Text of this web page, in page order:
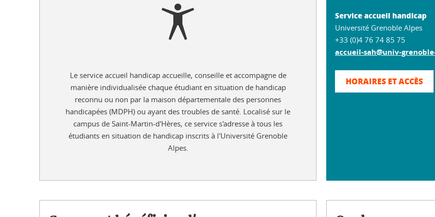
Le service accueil handicap accueille, conseille et accompagne de
manière individualisée chaque étudiant en situation de handicap
reconnu ou non par la maison départementale des personnes
handicapées (MDPH) ou ayant des troubles de santé. Localisé sur le
campus de Saint-Martin-d'Hères, ce service s'adresse à tous les
étudiants en situation de handicap inscrits à l'Université Grenoble
Alpes.
Service accueil handicap
Université Grenoble Alpes
+33 (0)4 76 74 85 75
accueil-sah@univ-
HORAIRES ET ACCÈS